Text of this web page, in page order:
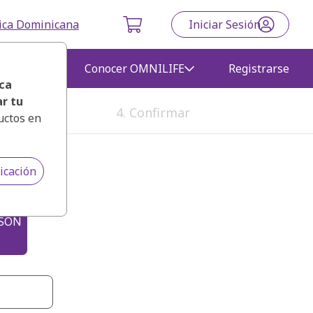
Dominicana Iniciar Sesión
Conocer OMNILIFE
Registrarse
tu
en
4. Confirmar